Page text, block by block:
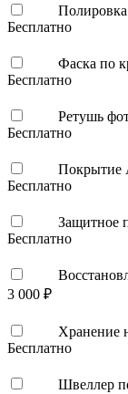
Полировка
Бесплатно
Фаска по
Бесплатно
Ретушь
Бесплатно
Покрытие
Бесплатно
Защитное
Бесплатно
3 000 ₽
Хранение
Бесплатно
Швеллер